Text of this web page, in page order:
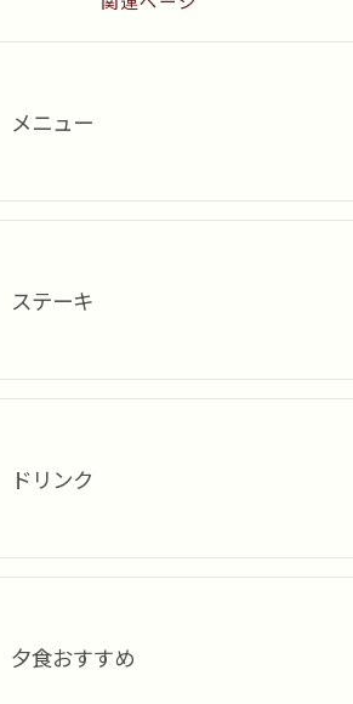
メニュー
ステーキ
ドリンク
夕食おすすめ